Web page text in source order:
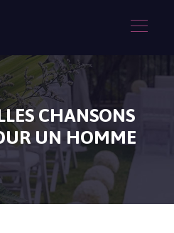
CHANSONS
UN HOMME